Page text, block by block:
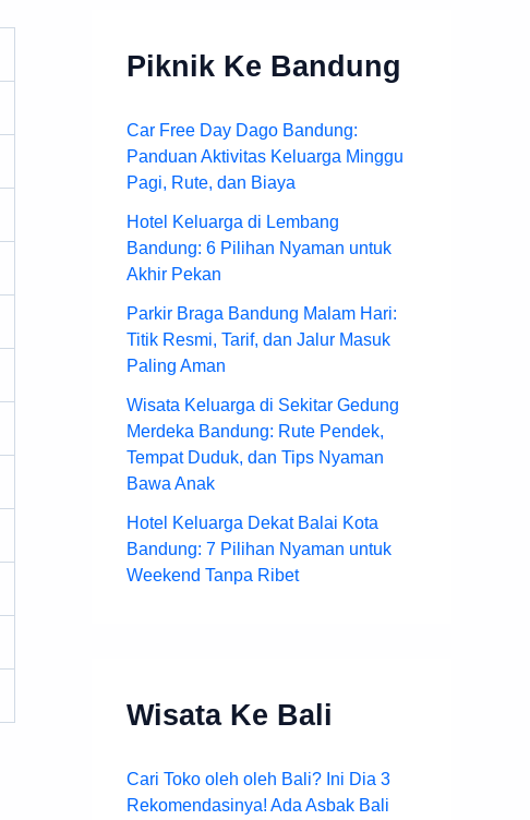
Piknik Ke Bandung
Car Free Day Dago Bandung:
Panduan Aktivitas Keluarga Minggu
Pagi, Rute, dan Biaya
Hotel Keluarga di Lembang
Bandung: 6 Pilihan Nyaman untuk
Akhir Pekan
Parkir Braga Bandung Malam Hari:
Titik Resmi, Tarif, dan Jalur Masuk
Paling Aman
Wisata Keluarga di Sekitar Gedung
Merdeka Bandung: Rute Pendek,
Tempat Duduk, dan Tips Nyaman
Bawa Anak
Hotel Keluarga Dekat Balai Kota
Bandung: 7 Pilihan Nyaman untuk
Weekend Tanpa Ribet
Wisata Ke Bali
Cari Toko oleh oleh Bali? Ini Dia 3
Rekomendasinya! Ada Asbak Bali